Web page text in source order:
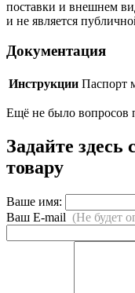
поставки и внешнем
и не является
Документация
Инструкции Паспорт
Ещё не было вопросов
Задайте здесь
товару
Ваше имя:
Ваш E-mail (Не будет